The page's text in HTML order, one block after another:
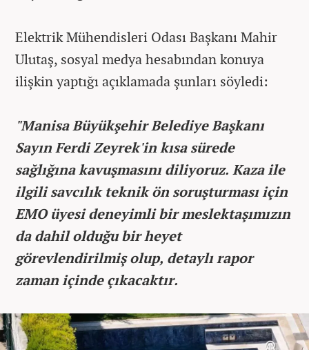
Elektrik Mühendisleri Odası Başkanı Mahir
Ulutaş, sosyal medya hesabından konuya
ilişkin yaptığı açıklamada şunları söyledi:
"Manisa Büyükşehir Belediye Başkanı
Sayın Ferdi Zeyrek'in kısa sürede
sağlığına kavuşmasını diliyoruz. Kaza ile
ilgili savcılık teknik ön soruşturması için
EMO üyesi deneyimli bir meslektaşımızın
da dahil olduğu bir heyet
görevlendirilmiş olup, detaylı rapor
zaman içinde çıkacaktır.